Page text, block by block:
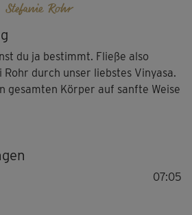
du ja bestimmt. Fließe also
durch unser liebstes Vinyasa.
gesamten Körper auf sanfte Weise
– ganz egal, ob für deine
07:05
Stefanie Rohr